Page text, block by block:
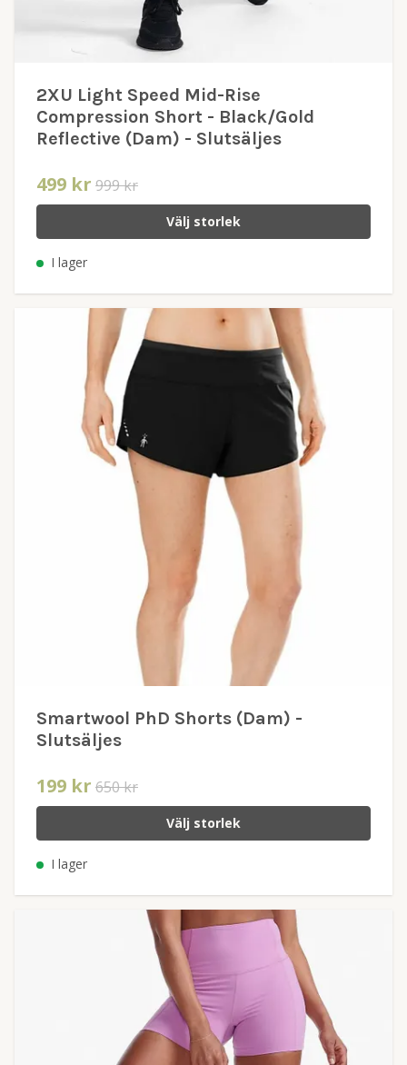
2XU Light Speed Mid-Rise
Compression Short - Black/Gold
Reflective (Dam) - Slutsäljes
499 kr 999 kr
Välj storlek
I lager
Smartwool PhD Shorts (Dam) -
Slutsäljes
199 kr 650 kr
Välj storlek
I lager